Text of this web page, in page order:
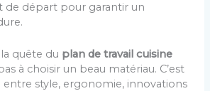
de départ pour garantir un
quête du plan de travail cuisine
à choisir un beau matériau. C’est
style, ergonomie, innovations